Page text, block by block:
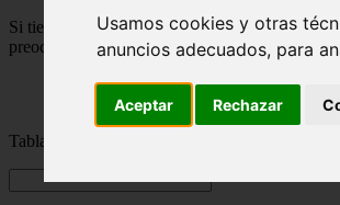
Usamos cookies y otras
anuncios adecuados, para
Aceptar Rechazar
Si tienes
hortensiasen tujardín, es posible que
preocupes! Este fenómeno es común y tiene
Tabla de contenidos